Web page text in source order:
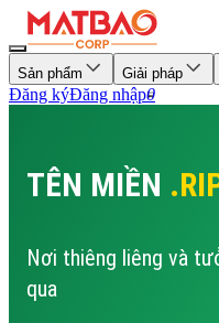
Sản phẩm Giải pháp
Đăng kýĐăng nhập0
TÊN MIỀN
Nơi thiêng liêng và
qua